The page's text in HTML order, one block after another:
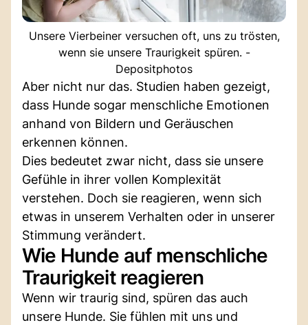
Unsere Vierbeiner versuchen oft, uns zu trösten,
wenn sie unsere Traurigkeit spüren. -
Depositphotos
Aber nicht nur das. Studien haben gezeigt,
dass Hunde sogar menschliche Emotionen
anhand von Bildern und Geräuschen
erkennen können.
Dies bedeutet zwar nicht, dass sie unsere
Gefühle in ihrer vollen Komplexität
verstehen. Doch sie reagieren, wenn sich
etwas in unserem Verhalten oder in unserer
Stimmung verändert.
Wie Hunde auf menschliche
Traurigkeit reagieren
Wenn wir traurig sind, spüren das auch
unsere Hunde. Sie fühlen mit uns und